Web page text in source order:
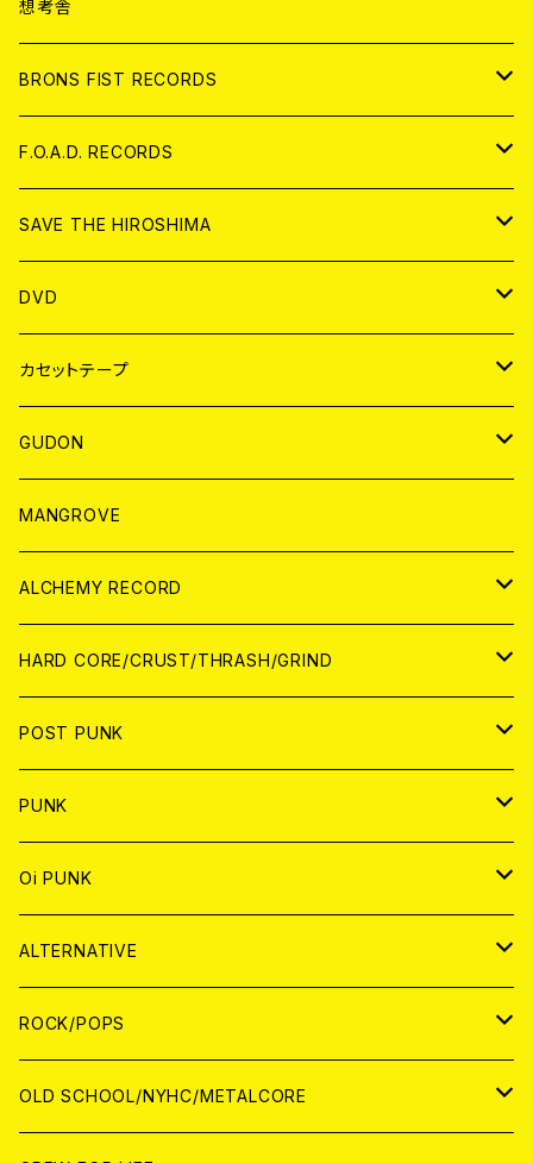
ANALOG
CD
アパレル
ANALOG
想考舎
BRONS FIST RECORDS
CD
ANALOG
F.O.A.D. RECORDS
CD
ANALOG
SAVE THE HIROSHIMA
アパレル
BADGE
DVD
JAPAN
WORLD
カセットテープ
JAPAN
WORLD
GUDON
アパレル
PATCH
アナログ
DIGITAL CONTENTS
MANGROVE
ALCHEMY RECORD
CD
ANALOG
HARD CORE/CRUST/THRASH/GRIND
JAPAN
CD
ANALOG
WORLD
CD
ANALOG
POST PUNK
CD
JAPAN
WORLD
ANALOG
JAPAN
WORLD
PUNK
JAPAN
CD
ANALOG
WORLD
CD
ANALOG
Oi PUNK
JAPAN
CD
ANALOG
WOLRD
CD
ANALOG
ALTERNATIVE
JAPAN
CD
ANALOG
WORLD
ROCK/POPS
JAPAN
OLD SCHOOL/NYHC/METALCORE